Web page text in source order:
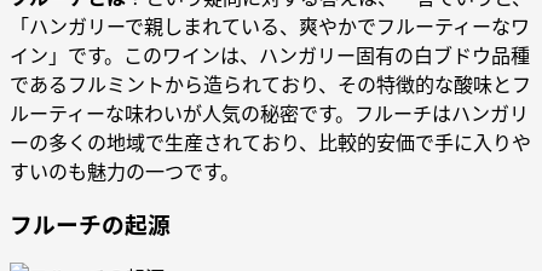
「ハンガリーで親しまれている、爽やかでフルーティーなワ
イン」です。このワインは、ハンガリー固有の白ブドウ品種
であるフルミントから造られており、その特徴的な酸味とフ
ルーティーな味わいが人気の秘密です。フルーチはハンガリ
ーの多くの地域で生産されており、比較的安価で手に入りや
すいのも魅力の一つです。
フルーチの起源